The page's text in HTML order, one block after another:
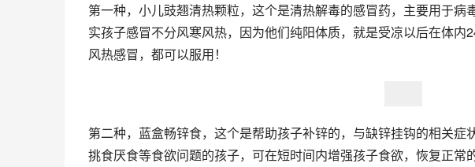
第一种，小儿豉翘清热颗粒，这个是清热解毒的感冒药，主要用于
实孩子感冒不分风寒风热，因为他们纯阳体质，就是受凉以后在体
风热感冒，都可以服用！
第二种，蓝盒畅锌食，这个是帮助孩子补锌的，与缺锌挂钩的相关
挑食厌食等食欲问题的孩子，可在短时间内增强孩子食欲，恢复正